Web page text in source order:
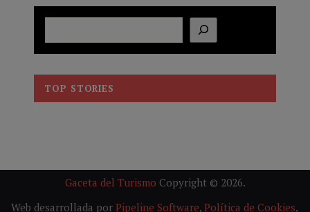
TOP STORIES
Gaceta del Turismo Copyright © 2026.
Web desarrollada porPipeline Software,Política de Cookies,